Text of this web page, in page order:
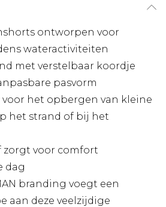
ontworpen voor
wateractiviteiten
met verstelbaar koordje
pasvorm
voor het opbergen van kleine
het strand of bij het
zorgt voor comfort
dag
branding voegt een
aan deze veelzijdige